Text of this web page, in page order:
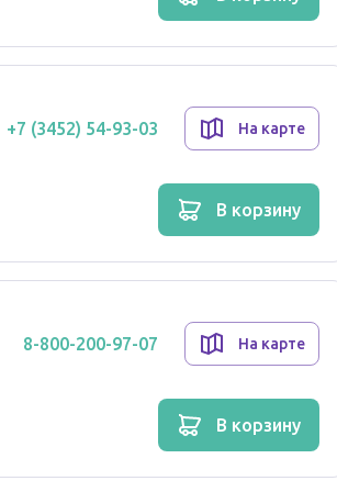
почками (70 % от
составляет 14-24 часа (в
индапамида не меняются.
к производным сульфонамида с
к тиазидным диуретикам,
сегменте петли нефрона. При
и, в меньшей степени, ионов калия и
индапамида в монотерапии
был продемонстрирован 24-
+7 (3452) 54-93-03 На карте
в корзину
8-800-200-97-07 На карте
в корзину